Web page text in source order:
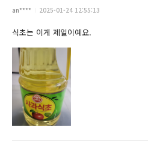
an**** 2025-01-24 12:55:13
식초는 이게 제일이예요.